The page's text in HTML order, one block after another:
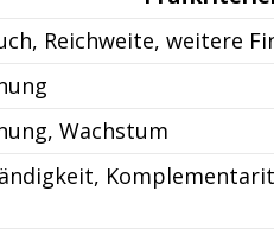
Reichweite, weitere
Wachstum